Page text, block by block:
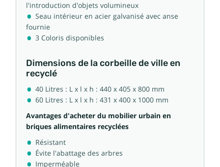
l'introduction d'objets volumineux
Seau intérieur en acier galvanisé avec anse
fournie
3 Coloris disponibles
Dimensions de la corbeille de ville en
recyclé
40 Litres : L x l x h : 440 x 405 x 800 mm
60 Litres : L x l x h : 431 x 400 x 1000 mm
Avantages d'acheter du mobilier urbain en
briques alimentaires recyclées
Résistant
Évite l'abattage des arbres
Imperméable